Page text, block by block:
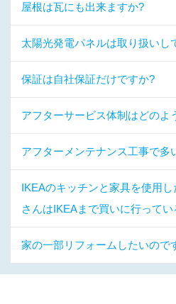
屋根は瓦にも出来ますか?
太陽光発電パネルは取り扱いし
保証は自社保証だけですか?
アフターサービス体制はどのよ
アフターメンテナンス工事で多
IKEAのキッチンと家具を使用
さんはIKEAまで買いに行って
家の一部リフォームしたいので